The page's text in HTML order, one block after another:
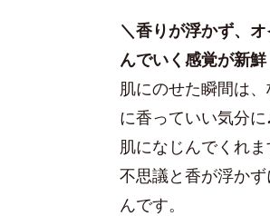
＼香りが浮かず、
んでいく感覚が新鮮
肌にのせた瞬間は
に香っていい気分
肌になじんでくれ
不思議と香が浮か
んです。